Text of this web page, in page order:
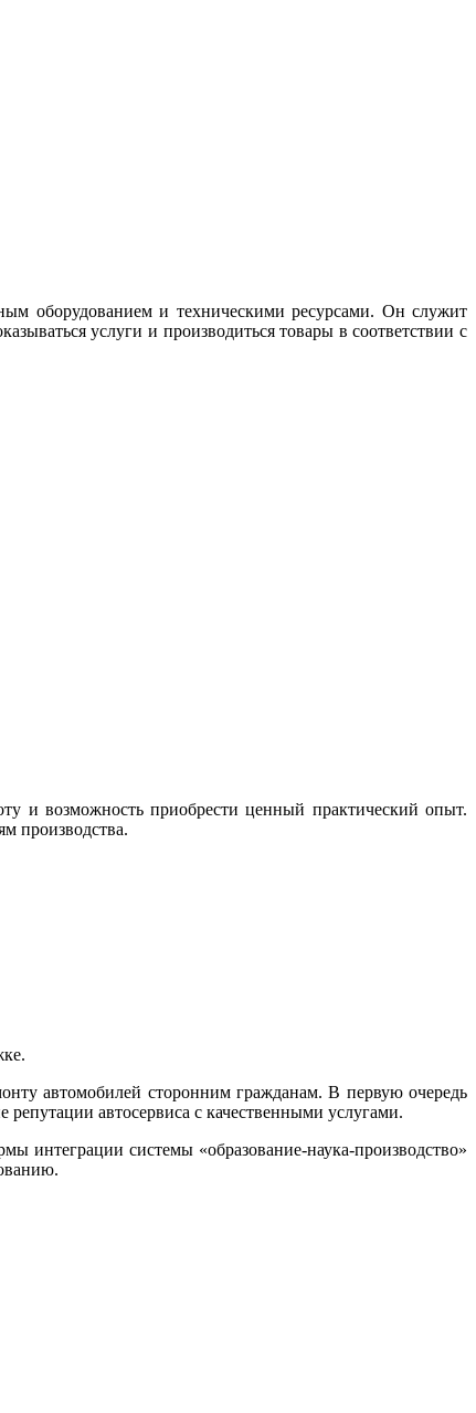
оборудованием и техническими ресурсами. Он служит
услуги и производиться товары в соответствии с
и возможность приобрести ценный практический опыт.
производства.
автомобилей сторонним гражданам. В первую очередь
репутации автосервиса с качественными услугами.
интеграции системы «образование-наука-производство»